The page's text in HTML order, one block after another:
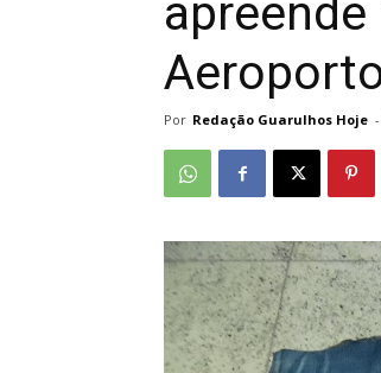
Por Redação Guarulhos Hoje -